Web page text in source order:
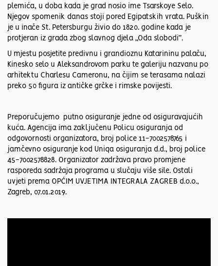
plemića, u doba kada je grad nosio ime Tsarskoye Selo.
Njegov spomenik danas stoji pored Egipatskih vrata. Puškin
je u inače St. Petersburgu živio do 1820. godine kada je
protjeran iz grada zbog slavnog djela „Oda slobodi“.
U mjestu posjetite predivnu i grandioznu Katarininu palaču,
Kinesko selo u Aleksandrovom parku te galeriju nazvanu po
arhitektu Charlesu Cameronu, na čijim se terasama nalazi
preko 50 figura iz antičke grčke i rimske povijesti.
Preporučujemo putno osiguranje jedne od osiguravajućih
kuća. Agencija ima zaključenu Policu osiguranja od
odgovornosti organizatora, broj police 11-7002578765 i
jamčevno osiguranje kod Uniqa osiguranja d.d., broj police
45-7002578828. Organizator zadržava pravo promjene
rasporeda sadržaja programa u slučaju više sile. Ostali
uvjeti prema OPĆIM UVJETIMA INTEGRALA ZAGREB d.o.o.,
Zagreb, 07.01.2019.